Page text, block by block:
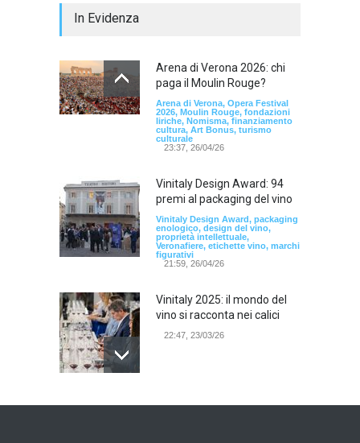
In Evidenza
Arena di Verona 2026: chi
paga il Moulin Rouge?
Arena di Verona, Opera Festival
2026, Moulin Rouge, fondazioni
liriche, Nomisma, finanziamento
cultura, Art Bonus, turismo
culturale
23:37, 26/04/26
Vinitaly Design Award: 94
premi al packaging del vino
Vinitaly Design Award, packaging
enologico, design del vino,
proprietà intellettuale,
Veronafiere, etichette vino, marchi
figurativi
21:59, 26/04/26
Vinitaly 2025: il mondo del
vino si racconta nei calici
22:47, 23/03/26
Model Expo Italy 2025 a